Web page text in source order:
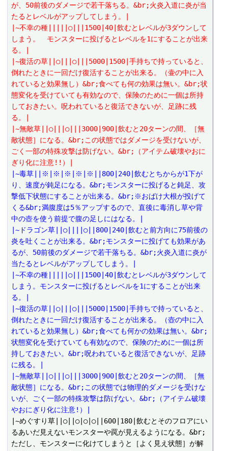
が、50前後のダメージで若干落ちる。&br;火炎入道に炎が当
たるとレベルがアップしてしまう。|
|~不幸の種|||||○|||1500|40|飲むとレベルが3ダウンして
しまう。　モンスターに投げるとレベルを1にすることが出来
る。|
|~復活の草||○|||○|||5000|1500|手持ちで持っていると、
倒れたときに一回だけ復活することが出来る。（壷の中に入
れていると効果無し）&br;食べても何の効果は無い。&br;状
態変化を受けていても有効なので、保険のために一個は所持
しておきたい。呪われていると復活できないが、足跡に残
る。|
|~無敵草||○|||○|||3000|900|飲むと20ターンの間、［無
敵状態］になる。&br;この状態ではダメージを受けないが、
ごく一部の特殊攻撃は防げない。&br;（アイテム破壊やおに
ぎり化に注意!!）|
|~毒草||※|※|※|※|※||800|240|飲むとちからが1下が
り、速度が鈍足になる。&br;モンスターに投げると鈍足、攻
撃低下状態にすることが出来る。&br;※おばけ大根が投げて
くる&br;満腹度は5％アップするので、直後に毒消し草や背
中の壺を使う前提で腹の足しにはなる。|
|~ドラゴン草||○||||○||800|240|飲むと前方向に75前後の
炎を吐くことが出来る。&br;モンスターに投げても効果があ
るが、50前後のダメージで若干落ちる。&br;火炎入道に炎が
当たるとレベルがアップしてしまう。|
|~不幸の種|||||○|||1500|40|飲むとレベルが3ダウンして
しまう。モンスターに投げるとレベルを1にすることが出来
る。|
|~復活の草||○|||○|||5000|1500|手持ちで持っていると、
倒れたときに一回だけ復活することが出来る。（壺の中に入
れていると効果無し）&br;食べても何かの効果は無い。&br;
状態変化を受けていても有効なので、保険のために一個は所
持しておきたい。&br;呪われていると復活できないが、足跡
に残る。|
|~無敵草||○|||○|||3000|900|飲むと20ターンの間、［無
敵状態］になる。&br;この状態では物理的ダメージを受けな
いが、ごく一部の特殊攻撃は防げない。&br;（アイテム破壊
やおにぎり化に注意!）|
|~めぐすり草||○||○|○|○||600|180|飲むとそのフロアにい
るあいだ見えないモンスターや罠が見えるようになる。&br;
ただし、モンスターに化けてしまうと［よく見え状態］が解